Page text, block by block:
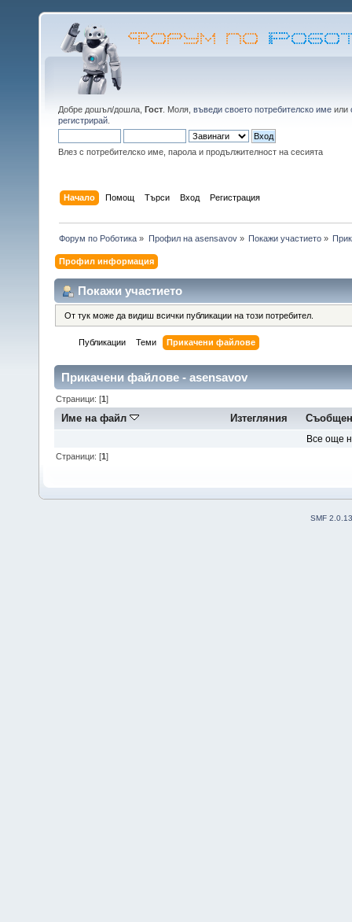
Добре дошъл/дошла, Гост . Моля, въведи своето потребителско име или
регистрирай
Влез с потребителско име, парола и продължителност на сесията
Начало Помощ Търси Вход Регистрация
Форум по Роботика » Профил на asensavov» Покажи участието»
Профил информация
Покажи участието
От тук може да видиш всички публикации на този потребител.
Публикации Теми Прикачени файлове
Прикачени файлове - asensavov
Страници: [1]
Име на файл Изтегляния
Все още
Страници: [1]
SMF 2.0.13